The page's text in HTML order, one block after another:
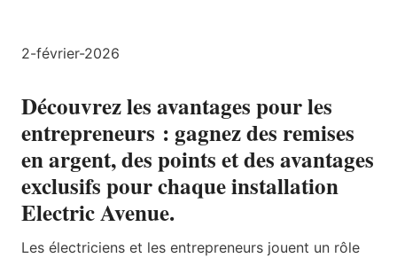
2-février-2026
Découvrez les avantages pour les
entrepreneurs : gagnez des remises
en argent, des points et des avantages
exclusifs pour chaque installation
Electric Avenue.
Les électriciens et les entrepreneurs jouent un rôle